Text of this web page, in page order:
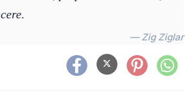
— Zig Ziglar